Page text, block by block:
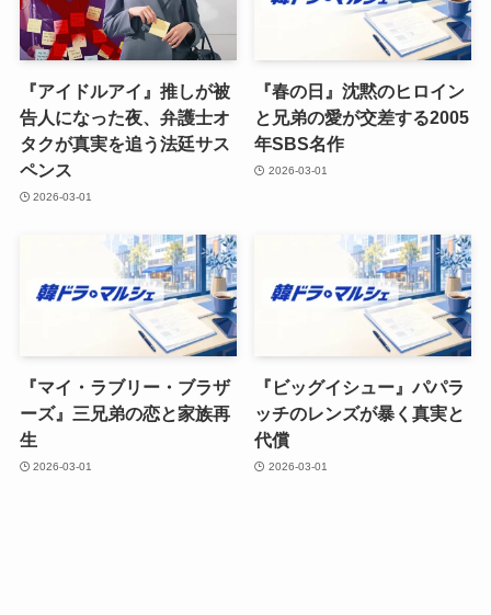
『アイドルアイ』推しが被
告人になった夜、弁護士オ
タクが真実を追う法廷サス
ペンス
2026-03-01
『春の日』沈黙のヒロイン
と兄弟の愛が交差する2005
年SBS名作
2026-03-01
『マイ・ラブリー・ブラザ
ーズ』三兄弟の恋と家族再
生
2026-03-01
『ビッグイシュー』パパラ
ッチのレンズが暴く真実と
代償
2026-03-01